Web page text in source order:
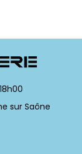
sur Saône